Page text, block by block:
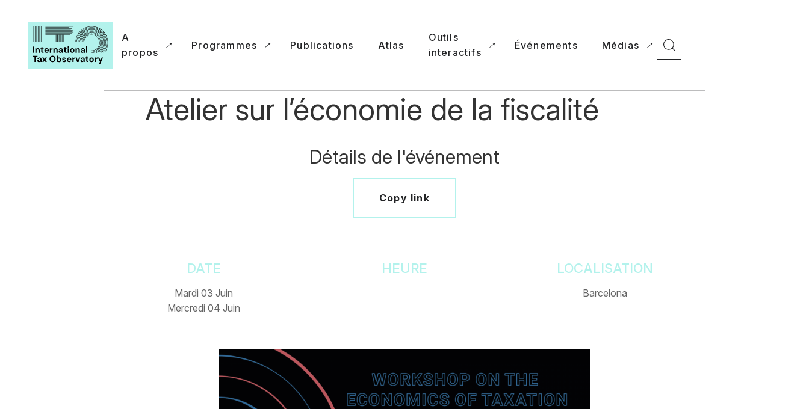
A
propos
Programmes Publications Atlas
Outils
interactifs
Événements Médias
Atelier sur l’économie de la fiscalité
Détails de l'événement
Copy link
DATE
Mardi 03 Juin
Mercredi 04 Juin
HEURE LOCALISATION
Barcelona